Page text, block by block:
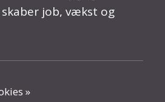
job, vækst og
»